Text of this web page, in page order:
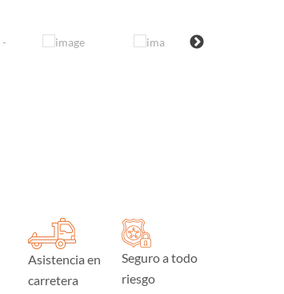
Asistencia en
carretera
Seguro a todo
riesgo